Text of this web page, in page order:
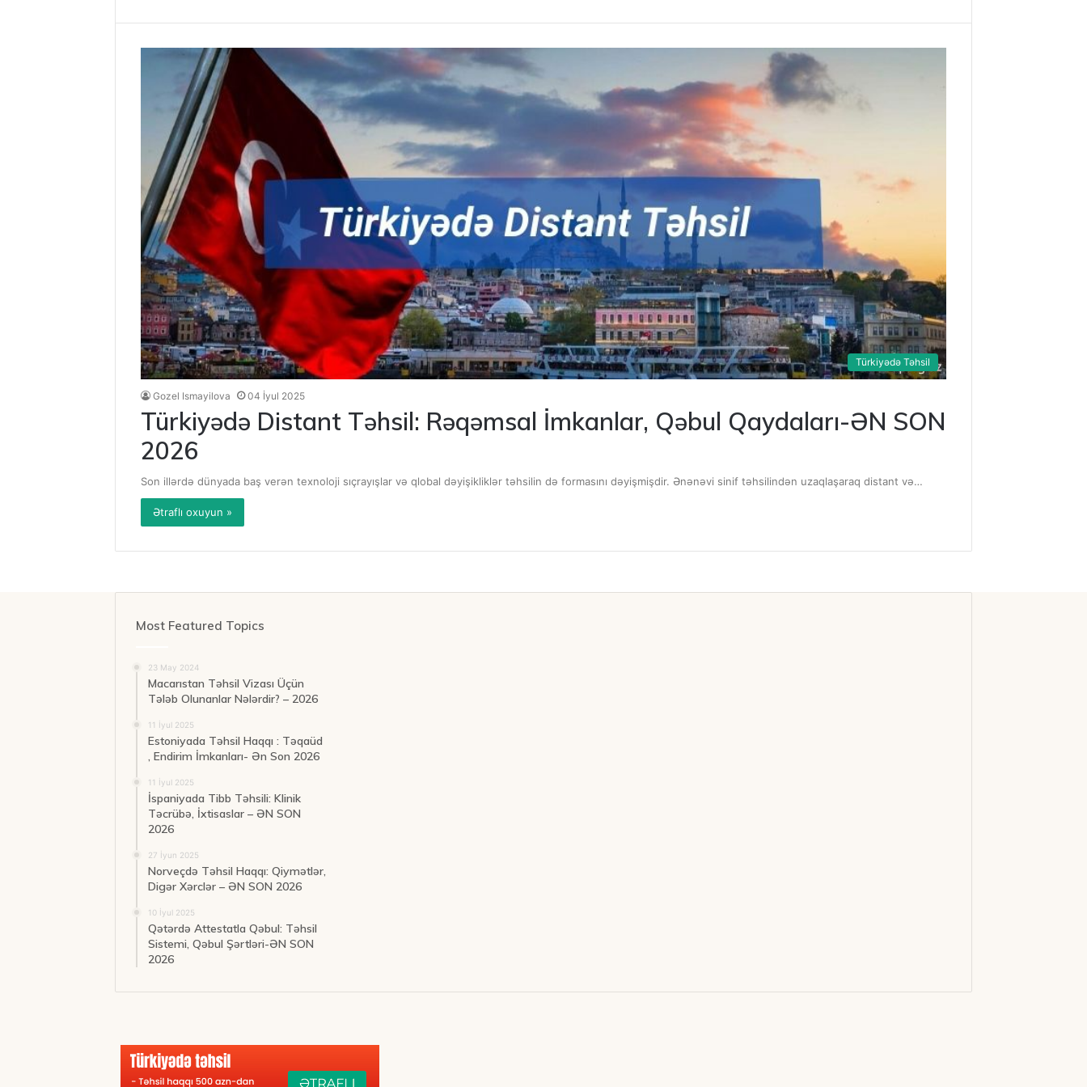
Türkiyədə Təhsil
Gozel Ismayilova 04 İyul 2025
Türkiyədə Distant Təhsil: Rəqəmsal İmkanlar, Qəbul Qaydaları-ƏN SON
2026
Son illərdə dünyada baş verən texnoloji sıçrayışlar və qlobal dəyişikliklər təhsilin də formasını dəyişmişdir. Ənənəvi sinif təhsilindən uzaqlaşaraq distant və…
Ətraflı oxuyun »
Most Featured Topics
23 May 2024
Macarıstan Təhsil Vizası Üçün
Tələb Olunanlar Nələrdir? – 2026
11 İyul 2025
Estoniyada Təhsil Haqqı : Təqaüd
, Endirim İmkanları- Ən Son 2026
11 İyul 2025
İspaniyada Tibb Təhsili: Klinik
Təcrübə, İxtisaslar – ƏN SON
2026
27 İyun 2025
Norveçdə Təhsil Haqqı: Qiymətlər,
Digər Xərclər – ƏN SON 2026
10 İyul 2025
Qətərdə Attestatla Qəbul: Təhsil
Sistemi, Qəbul Şərtləri-ƏN SON
2026